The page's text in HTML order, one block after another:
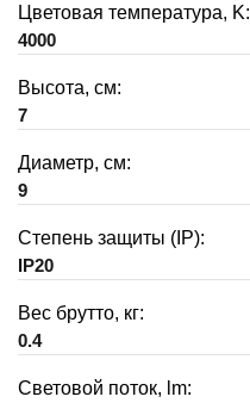
Цветовая температура, K:
4000
Высота, см:
7
Диаметр, см:
9
Степень защиты (IP):
IP20
Вес брутто, кг:
0.4
Световой поток, lm: